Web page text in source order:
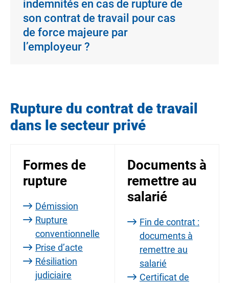
indemnités en cas de rupture de
son contrat de travail pour cas
de force majeure par
l’employeur ?
Rupture du contrat de travail
dans le secteur privé
Formes de
rupture
Démission
Rupture
conventionnelle
Prise d’acte
Résiliation
judiciaire
Documents à
remettre au
salarié
Fin de contrat :
documents à
remettre au
salarié
Certificat de